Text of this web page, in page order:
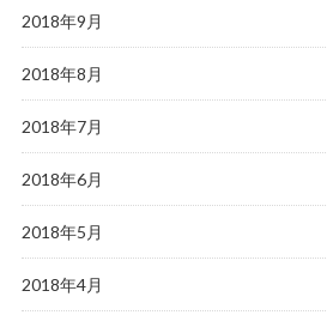
2018年9月
2018年8月
2018年7月
2018年6月
2018年5月
2018年4月